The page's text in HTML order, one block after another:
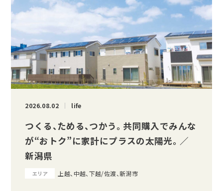
2026.08.02 life
つくる、ためる、つかう。 共同購入でみんな
が“おトク”に家計にプラスの太陽光。 ／
新潟県
エリア 上越、中越、下越/佐渡、新潟市